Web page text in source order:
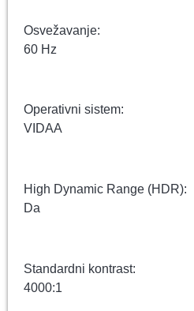
Osvežavanje:
60 Hz
Operativni sistem:
VIDAA
High Dynamic Range (HDR):
Da
Standardni kontrast:
4000:1